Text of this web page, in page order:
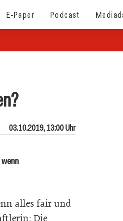
E-Paper Podcast
03.10.2019, 13:00 Uhr
alles fair und
Die